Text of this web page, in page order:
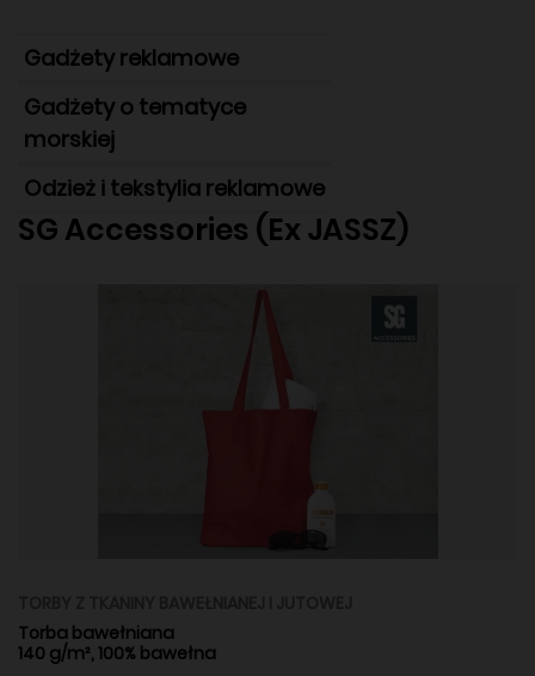
Gadżety reklamowe
Gadżety o tematyce
morskiej
Odzież i tekstylia reklamowe
SG Accessories (Ex JASSZ)
Torba bawełniana
140 g/m², 100% bawełna